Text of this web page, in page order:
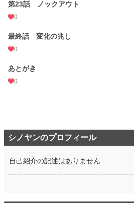
第23話 ノックアウト
0
最終話 変化の兆し
0
あとがき
0
シノヤンのプロフィール
自己紹介の記述はありません